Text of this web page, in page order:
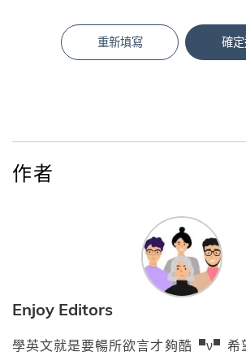
重新填寫 確
作者
Enjoy Editors
學英文就是要暢所欲言才夠酷▝ν▘希